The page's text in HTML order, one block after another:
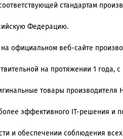
стандартам
Федерацию.
официальном веб-сайте
на протяжении 1 года,
товары производителя
эффективного IT-решения и
и обеспечении соблюдения